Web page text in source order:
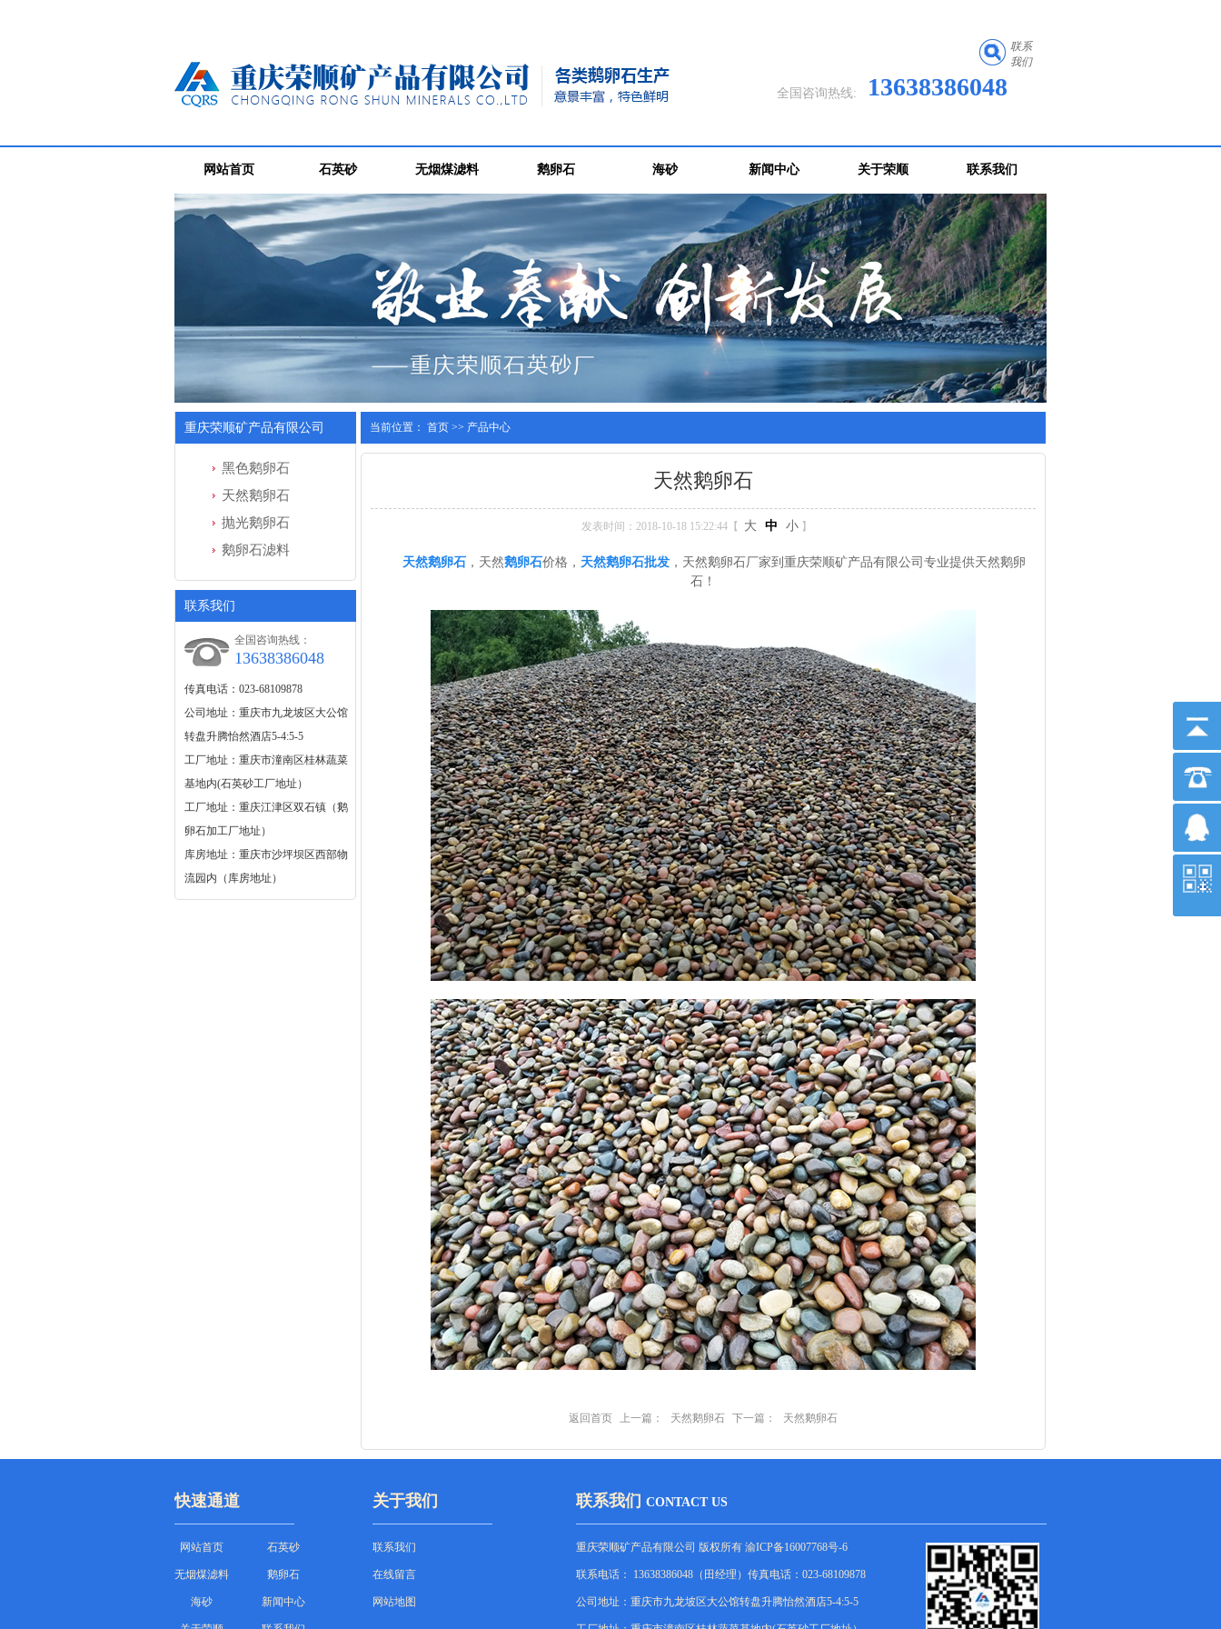
联系
我们
全国咨询热线: 13638386048
网站首页 石英砂 无烟煤滤料 鹅卵石 海砂 新闻中心 关于荣顺 联系我们
重庆荣顺矿产品有限公司
黑色鹅卵石
天然鹅卵石
抛光鹅卵石
鹅卵石滤料
联系我们
全国咨询热线：
13638386048
传真电话：023-68109878
公司地址：重庆市九龙坡区大公馆
转盘升腾怡然酒店5-4:5-5
工厂地址：重庆市潼南区桂林蔬菜
基地内(石英砂工厂地址）
工厂地址：重庆江津区双石镇（鹅
卵石加工厂地址）
库房地址：重庆市沙坪坝区西部物
流园内（库房地址）
当前位置： 首页 >> 产品中心
天然鹅卵石
发表时间：2018-10-18 15:22:44【 大 中 小 】
天然鹅卵石 ，天然鹅卵石价格， 天然鹅卵石批发 ，天然鹅卵石厂家到重庆荣顺矿产品有限公司专业提供天然鹅卵
石！
返回首页 上一篇： 天然鹅卵石 下一篇： 天然鹅卵石
快速通道
网站首页 石英砂
无烟煤滤料 鹅卵石
海砂 新闻中心
关于我们
联系我们
在线留言
网站地图
联系我们 CONTACT US
重庆荣顺矿产品有限公司 版权所有 渝ICP备16007768号-6
联系电话： 13638386048（田经理）传真电话：023-68109878
公司地址：重庆市九龙坡区大公馆转盘升腾怡然酒店5-4:5-5